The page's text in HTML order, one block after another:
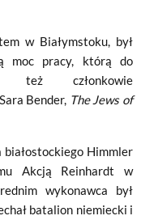
w Białymstoku, był
moc pracy, którą do
też członkowie
Bender, The Jews of
Himmler
Akcją Reinhardt w
wykonawca był
batalion niemiecki i